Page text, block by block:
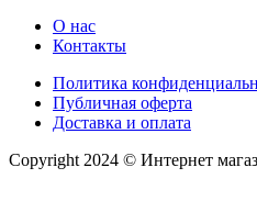
О нас
Контакты
Политика
Публичная оферта
Доставка и оплата
Copyright 2024 © Интернет